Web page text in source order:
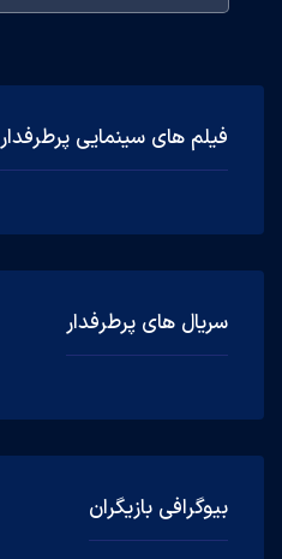
فیلم های سینمایی پرطرفدار
سریال های پرطرفدار
بیوگرافی بازیگران